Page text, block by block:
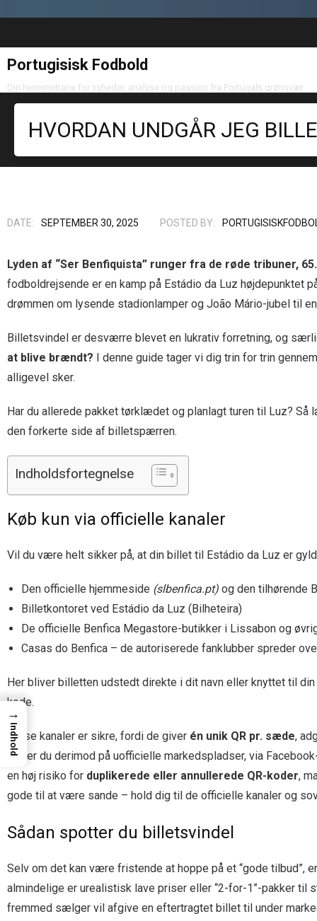
Portugisisk Fodbold
Din hjemmebane for nyheder, analyse og passion fra Portugals grønsvær
HVORDAN UNDGÅR JEG
DATE: SEPTEMBER 30, 2025 POSTED BY:
Lyden af “Ser Benfiquista” runger fra de røde tribuner,
fodboldrejsende er en kamp på Estádio da Luz højdepunktet
drømmen om lysende stadionlamper og João Mário-jubel til
Billetsvindel er desværre blevet en lukrativ forretning, og
at blive brændt? I denne guide tager vi dig trin for trin
alligevel sker.
Har du allerede pakket tørklædet og planlagt turen til Luz?
den forkerte side af billetspærren.
Indholdsfortegnelse
Køb kun via officielle kanaler
Vil du være helt sikker på, at din billet til Estádio da Luz er
Den officielle hjemmeside (slbenfica.pt) og den tilhørende
Billetkontoret ved Estádio da Luz (Bilheteira)
De officielle Benfica Megastore-butikker i Lissabon og
Casas do Benfica – de autoriserede fanklubber spreder
Her bliver billetten udstedt direkte i dit navn eller knyttet til din
kode.
Disse kanaler er sikre, fordi de giver én unik QR pr. sæde,
Køber du derimod på uofficielle markedspladser, via
en høj risiko for duplikerede eller annullerede QR-koder,
gode til at være sande – hold dig til de officielle kanaler og
Sådan spotter du billetsvindel
Selv om det kan være fristende at hoppe på et “gode tilbud”,
almindelige er urealistisk lave priser eller “2-for-1”-pakker til
fremmed sælger vil afgive en eftertragtet billet til under
→
Indhold